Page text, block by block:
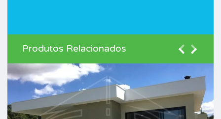
Produtos Relacionados